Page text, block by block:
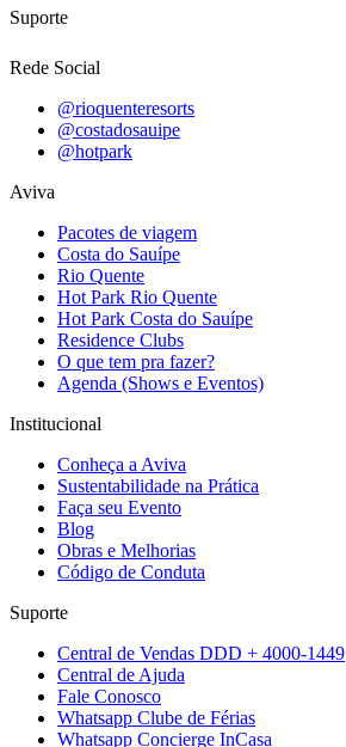
Suporte
Rede Social
@rioquenteresorts
@costadosauipe
@hotpark
Aviva
Pacotes de viagem
Costa do Sauípe
Rio Quente
Hot Park Rio Quente
Hot Park Costa do Sauípe
Residence Clubs
O que tem pra fazer?
Agenda (Shows e Eventos)
Institucional
Conheça a Aviva
Sustentabilidade na Prática
Faça seu Evento
Blog
Obras e Melhorias
Código de Conduta
Suporte
Central de Vendas DDD + 4000-1449
Central de Ajuda
Fale Conosco
Whatsapp Clube de Férias
Whatsapp Concierge InCasa